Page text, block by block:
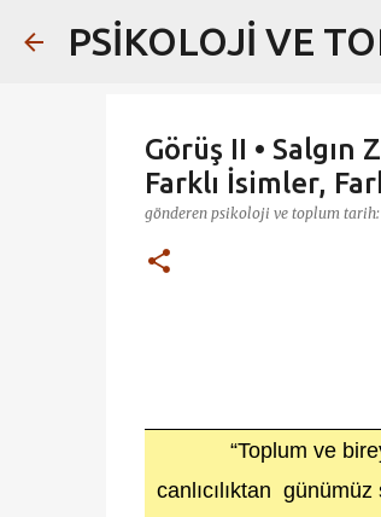
PSİKOLOJİ VE
Görüş II •
Farklı İsimler,
gönderen psikoloji ve toplum
“Toplum ve
canlıcılıktan